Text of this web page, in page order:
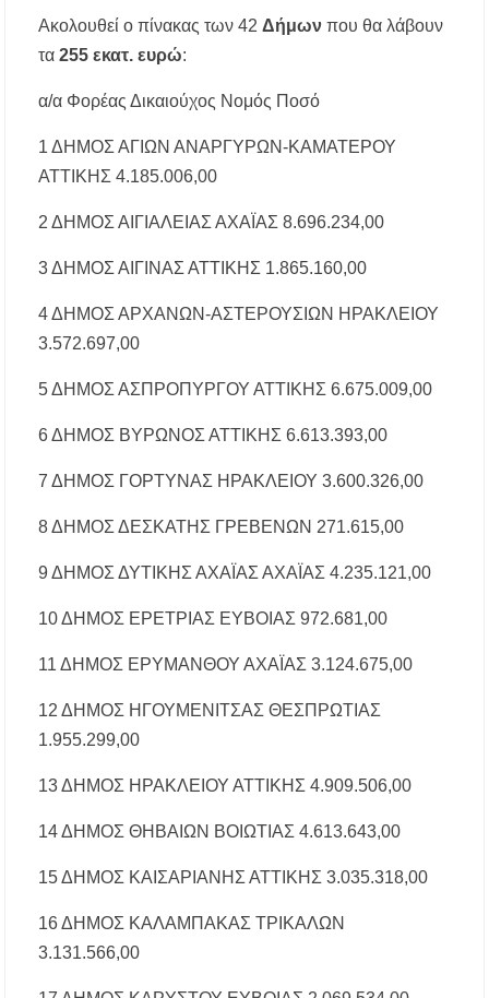
Ακολουθεί ο πίνακας των 42Δήμων που θα λάβουν
τα255 εκατ. ευρώ:
α/α Φορέας Δικαιούχος Νομός Ποσό
1 ΔΗΜΟΣ ΑΓΙΩΝ ΑΝΑΡΓΥΡΩΝ-ΚΑΜΑΤΕΡΟΥ
ΑΤΤΙΚΗΣ 4.185.006,00
2 ΔΗΜΟΣ ΑΙΓΙΑΛΕΙΑΣ ΑΧΑΪΑΣ 8.696.234,00
3 ΔΗΜΟΣ ΑΙΓΙΝΑΣ ΑΤΤΙΚΗΣ 1.865.160,00
4 ΔΗΜΟΣ ΑΡΧΑΝΩΝ-ΑΣΤΕΡΟΥΣΙΩΝ ΗΡΑΚΛΕΙΟΥ
3.572.697,00
5 ΔΗΜΟΣ ΑΣΠΡΟΠΥΡΓΟΥ ΑΤΤΙΚΗΣ 6.675.009,00
6 ΔΗΜΟΣ ΒΥΡΩΝΟΣ ΑΤΤΙΚΗΣ 6.613.393,00
7 ΔΗΜΟΣ ΓΟΡΤΥΝΑΣ ΗΡΑΚΛΕΙΟΥ 3.600.326,00
8 ΔΗΜΟΣ ΔΕΣΚΑΤΗΣ ΓΡΕΒΕΝΩΝ 271.615,00
9 ΔΗΜΟΣ ΔΥΤΙΚΗΣ ΑΧΑΪΑΣ ΑΧΑΪΑΣ 4.235.121,00
10 ΔΗΜΟΣ ΕΡΕΤΡΙΑΣ ΕΥΒΟΙΑΣ 972.681,00
11 ΔΗΜΟΣ ΕΡΥΜΑΝΘΟΥ ΑΧΑΪΑΣ 3.124.675,00
12 ΔΗΜΟΣ ΗΓΟΥΜΕΝΙΤΣΑΣ ΘΕΣΠΡΩΤΙΑΣ
1.955.299,00
13 ΔΗΜΟΣ ΗΡΑΚΛΕΙΟΥ ΑΤΤΙΚΗΣ 4.909.506,00
14 ΔΗΜΟΣ ΘΗΒΑΙΩΝ ΒΟΙΩΤΙΑΣ 4.613.643,00
15 ΔΗΜΟΣ ΚΑΙΣΑΡΙΑΝΗΣ ΑΤΤΙΚΗΣ 3.035.318,00
16 ΔΗΜΟΣ ΚΑΛΑΜΠΑΚΑΣ ΤΡΙΚΑΛΩΝ
3.131.566,00